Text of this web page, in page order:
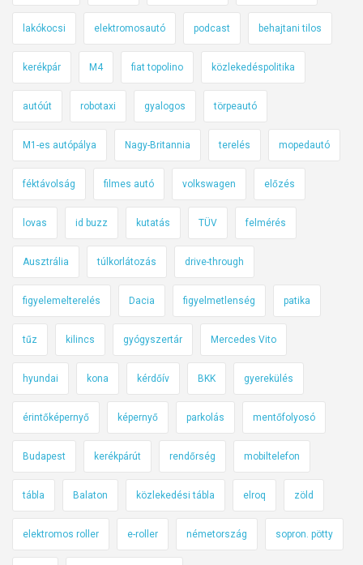
lakókocsi elektromosautó podcast behajtani tilos
kerékpár M4 fiat topolino közlekedéspolitika
autóút robotaxi gyalogos törpeautó
M1-es autópálya Nagy-Britannia terelés mopedautó
féktávolság filmes autó volkswagen előzés
lovas id buzz kutatás TÜV felmérés
Ausztrália túlkorlátozás drive-through
figyelemelterelés Dacia figyelmetlenség patika
tűz kilincs gyógyszertár Mercedes Vito
hyundai kona kérdőív BKK gyerekülés
érintőképernyő képernyő parkolás mentőfolyosó
Budapest kerékpárút rendőrség mobiltelefon
tábla Balaton közlekedési tábla elroq zöld
elektromos roller e-roller németország sopron. pötty